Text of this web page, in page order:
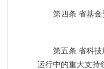
第四条 省基
第五条 省科
运行中的重大支持